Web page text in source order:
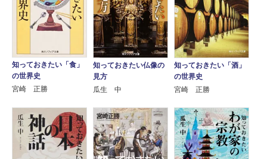
知っておきたい「食」
の世界史
宮崎 正勝
知っておきたい仏像の
見方
瓜生 中
知っておきたい「酒」
の世界史
宮崎 正勝